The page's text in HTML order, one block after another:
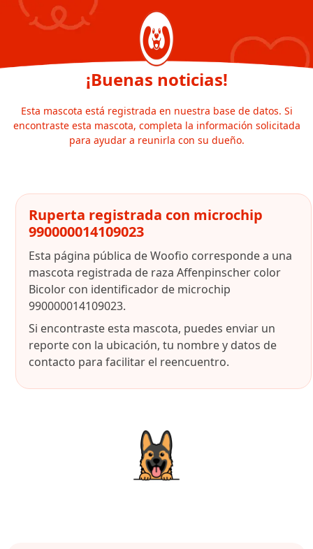
¡Buenas noticias!
Esta mascota está registrada en nuestra base de datos. Si
encontraste esta mascota, completa la información solicitada
para ayudar a reunirla con su dueño.
Ruperta registrada con microchip
990000014109023
Esta página pública de Woofio corresponde a una
mascota registrada de raza Affenpinscher color
Bicolor con identificador de microchip
990000014109023.
Si encontraste esta mascota, puedes enviar un
reporte con la ubicación, tu nombre y datos de
contacto para facilitar el reencuentro.